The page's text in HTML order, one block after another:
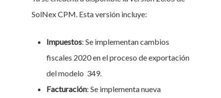
SolNex CPM. Esta versión incluye:
Impuestos: Se implementan cambios
fiscales 2020 en el proceso de exportación
del modelo 349.
Facturación: Se implementa nueva